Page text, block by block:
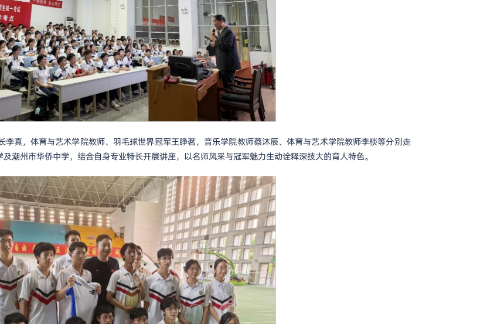
真，体育与艺术学院教师、羽毛球世界冠军王睁茗，音乐学院教师蔡沐辰、体育与艺术学院教师李棪等分别走
潮州市华侨中学，结合自身专业特长开展讲座，以名师风采与冠军魅力生动诠释深技大的育人特色。